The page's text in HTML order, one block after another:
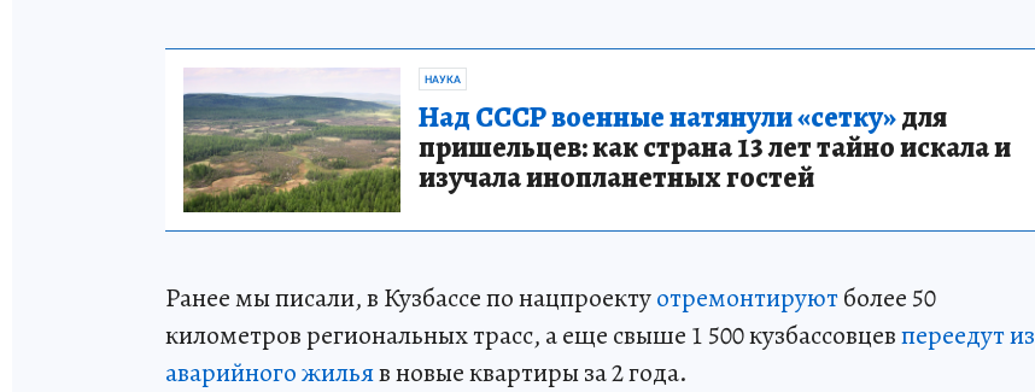
НАУКА
Над СССР военные натянули «сетку»для
пришельцев: как страна 13 лет тайно искала и
изучала инопланетных гостей
Ранее мы писали, в Кузбассе по нацпроектуотремонтируютболее 50
километров региональных трасс, а еще свыше 1 500 кузбассовцевпереедут из
аварийного жильяв новые квартиры за 2 года.